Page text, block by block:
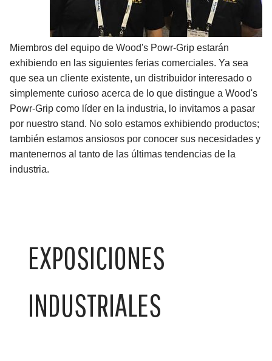
Miembros del equipo de Wood's Powr-Grip estarán
exhibiendo en las siguientes ferias comerciales. Ya sea
que sea un cliente existente, un distribuidor interesado o
simplemente curioso acerca de lo que distingue a Wood's
Powr-Grip como líder en la industria, lo invitamos a pasar
por nuestro stand. No solo estamos exhibiendo productos;
también estamos ansiosos por conocer sus necesidades y
mantenernos al tanto de las últimas tendencias de la
industria.
EXPOSICIONES
INDUSTRIALES